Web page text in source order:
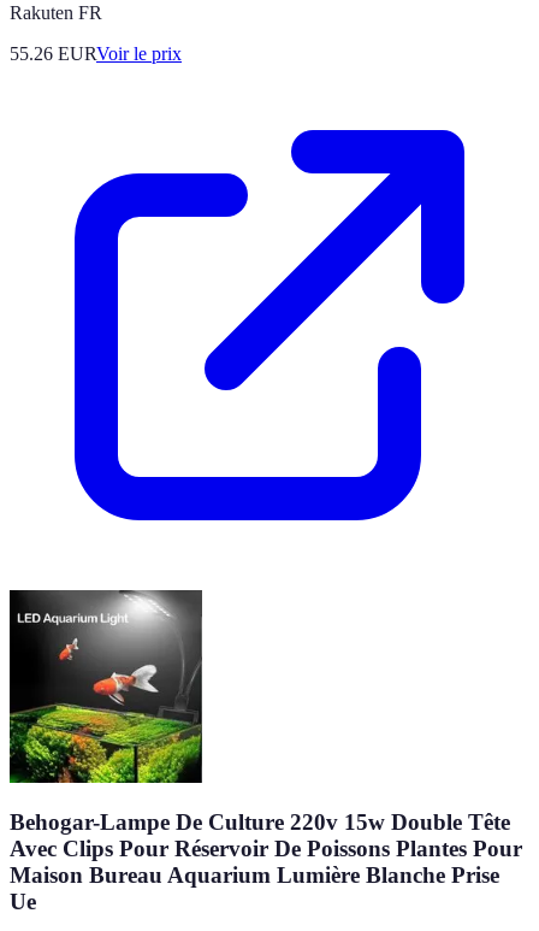
Rakuten FR
55.26 EURVoir le prix
Behogar-Lampe De Culture 220v 15w Double Tête
Avec Clips Pour Réservoir De Poissons Plantes Pour
Maison Bureau Aquarium Lumière Blanche Prise
Ue